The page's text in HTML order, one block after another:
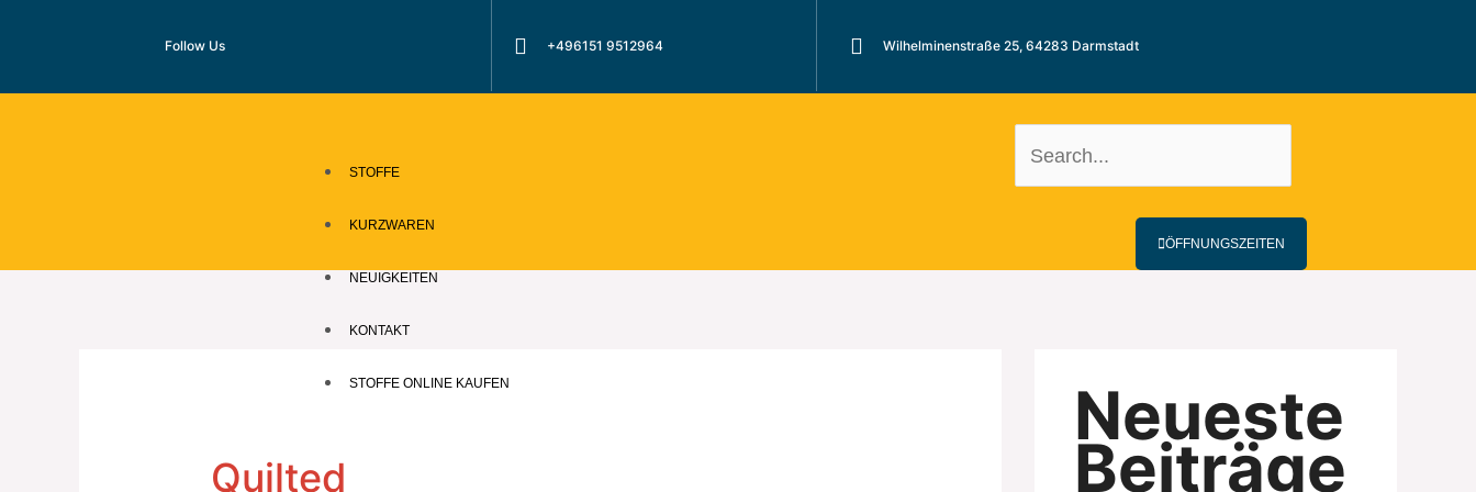
Follow Us +496151 9512964 Wilhelminenstraße 25, 64283 Darmstadt
STOFFE
KURZWAREN
NEUIGKEITEN
KONTAKT
STOFFE ONLINE KAUFEN
ÖFFNUNGSZEITEN
Quilted
Neueste
Beiträge